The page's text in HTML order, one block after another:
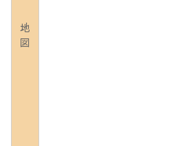
地
図